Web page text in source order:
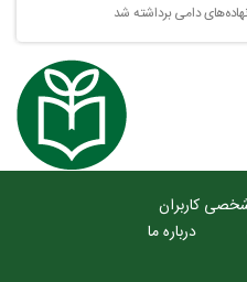
دامی برداشته شد
کاربران
درباره ما